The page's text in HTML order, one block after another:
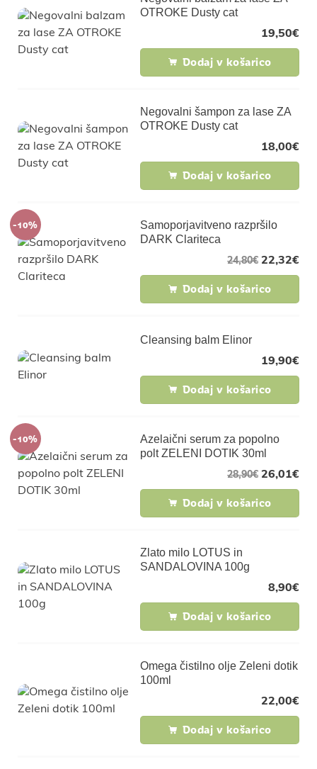
OTROKE Dusty cat
19,50€
Dodaj v košarico
Negovalni šampon za lase ZA
OTROKE Dusty cat
18,00€
Dodaj v košarico
-10%
Samoporjavitveno razpršilo
DARK Clariteca
22,32€
24,80€
Dodaj v košarico
Cleansing balm Elinor
19,90€
Dodaj v košarico
-10%
Azelaični serum za popolno
polt ZELENI DOTIK 30ml
26,01€
28,90€
Dodaj v košarico
Zlato milo LOTUS in
SANDALOVINA 100g
8,90€
Dodaj v košarico
Omega čistilno olje Zeleni dotik
100ml
22,00€
Dodaj v košarico